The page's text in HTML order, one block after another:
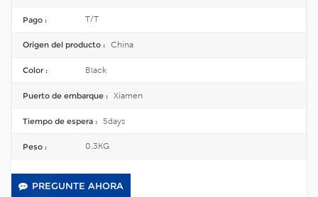
Pago : T/T
Origen del producto : China
Color : Black
Puerto de embarque : Xiamen
Tiempo de espera : 5days
Peso : 0.3KG
PREGUNTE AHORA